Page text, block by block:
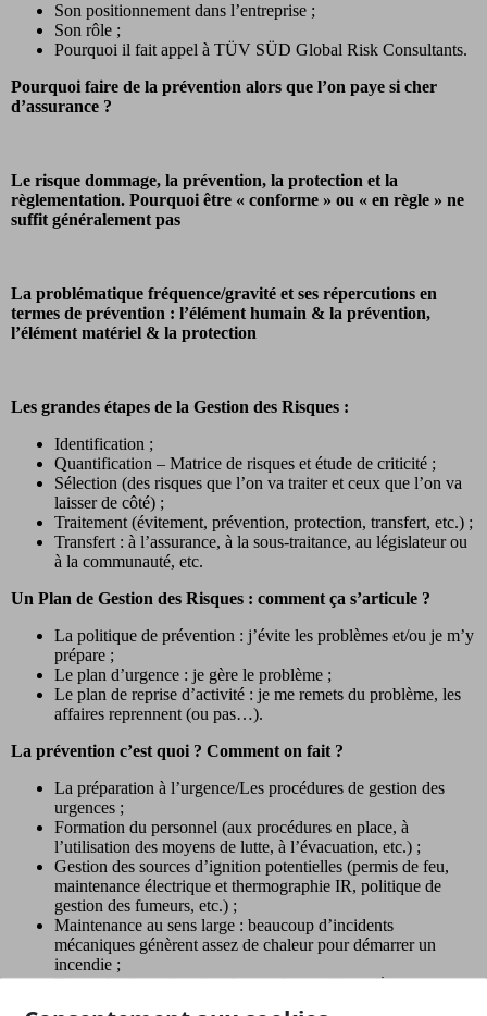
Son positionnement dans l’entreprise ;
Son rôle ;
Pourquoi il fait appel à TÜV SÜD Global Risk Consultants.
Pourquoi faire de la prévention alors que l’on paye si cher
d’assurance ?
Le risque dommage, la prévention, la protection et la
règlementation. Pourquoi être « conforme » ou « en règle » ne
suffit généralement pas
La problématique fréquence/gravité et ses répercutions en
termes de prévention : l’élément humain & la prévention,
l’élément matériel & la protection
Les grandes étapes de la Gestion des Risques :
Identification ;
Quantification – Matrice de risques et étude de criticité ;
Sélection (des risques que l’on va traiter et ceux que l’on va
laisser de côté) ;
Traitement (évitement, prévention, protection, transfert, etc.) ;
Transfert : à l’assurance, à la sous-traitance, au législateur ou
à la communauté, etc.
Un Plan de Gestion des Risques : comment ça s’articule ?
La politique de prévention : j’évite les problèmes et/ou je m’y
prépare ;
Le plan d’urgence : je gère le problème ;
Le plan de reprise d’activité : je me remets du problème, les
affaires reprennent (ou pas…).
La prévention c’est quoi ? Comment on fait ?
La préparation à l’urgence/Les procédures de gestion des
urgences ;
Formation du personnel (aux procédures en place, à
l’utilisation des moyens de lutte, à l’évacuation, etc.) ;
Gestion des sources d’ignition potentielles (permis de feu,
maintenance électrique et thermographie IR, politique de
gestion des fumeurs, etc.) ;
Maintenance au sens large : beaucoup d’incidents
mécaniques génèrent assez de chaleur pour démarrer un
incendie ;
Tenue du risque (gestion des stockages, de matières